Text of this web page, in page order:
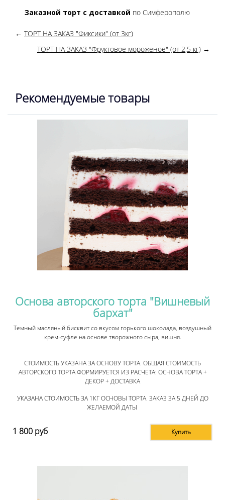
Заказной торт с доставкой по Симферополю
← ТОРТ НА ЗАКАЗ "Фиксики" (от 3кг)
ТОРТ НА ЗАКАЗ "Фруктовое мороженое" (от 2,5 кг) →
Рекомендуемые товары
Основа авторского торта "Вишневый
бархат"
Темный масляный бисквит со вкусом горького шоколада, воздушный
крем-суфле на основе творожного сыра, вишня.
СТОИМОСТЬ УКАЗАНА ЗА ОСНОВУ ТОРТА. ОБЩАЯ СТОИМОСТЬ
АВТОРСКОГО ТОРТА ФОРМИРУЕТСЯ ИЗ РАСЧЕТА: ОСНОВА ТОРТА +
ДЕКОР + ДОСТАВКА
УКАЗАНА СТОИМОСТЬ ЗА 1КГ ОСНОВЫ ТОРТА. ЗАКАЗ ЗА 5 ДНЕЙ ДО
ЖЕЛАЕМОЙ ДАТЫ
1 800 руб Купить